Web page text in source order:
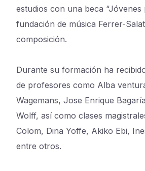
estudios con una beca “Jóvenes
fundación de música Ferrer-
composición.
Durante su formación ha
de profesores como Alba
Wagemans, Jose Enrique
Wolff, así como clases
Colom, Dina Yoffe, Akiko Ebi,
entre otros.